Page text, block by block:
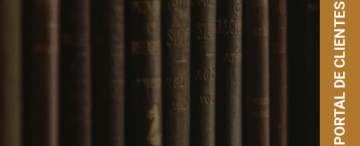
PORTAL DE CLIENTES